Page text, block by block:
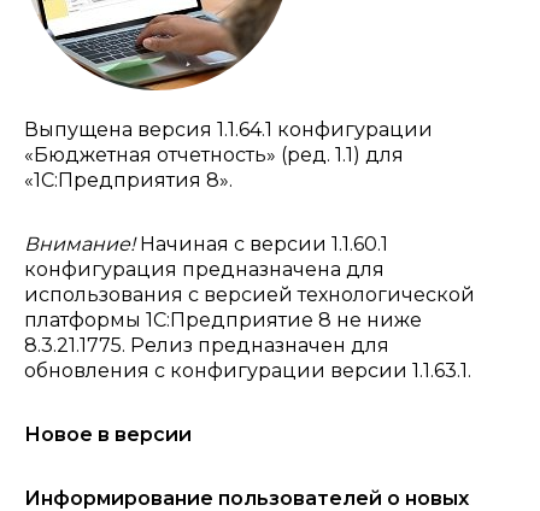
Выпущена версия 1.1.64.1 конфигурации
«Бюджетная отчетность» (ред. 1.1) для
«1С:Предприятия 8».
Внимание!Начиная с версии 1.1.60.1
конфигурация предназначена для
использования с версией технологической
платформы 1С:Предприятие 8 не ниже
8.3.21.1775. Релиз предназначен для
обновления с конфигурации версии 1.1.63.1.
Новое в версии
Информирование пользователей о новых